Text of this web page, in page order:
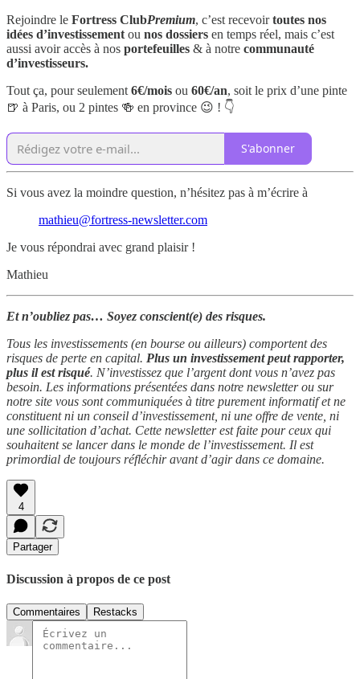
Rejoindre le Fortress ClubPremium, c’est recevoirtoutes nos
idées d’investissement ou nos dossiers en temps réel, mais c’est
aussi avoir accès à nos portefeuilles & à notre communauté
d’investisseurs.
Tout ça, pour seulement 6€/mois ou 60€/an, soit le prix d’une pinte
🍺 à Paris, ou 2 pintes 🍻 en province 😉 ! 👇
S'abonner
Si vous avez la moindre question, n’hésitez pas à m’écrire à
mathieu@fortress-newsletter.com
Je vous répondrai avec grand plaisir !
Mathieu
Et n’oubliez pas… Soyez conscient(e) des risques.
Tous les investissements (en bourse ou ailleurs) comportent des
risques de perte en capital. Plus un investissement peut rapporter,
plus il est risqué. N’investissez que l’argent dont vous n’avez pas
besoin. Les informations présentées dans notre newsletter ou sur
notre site vous sont communiquées à titre purement informatif et ne
constituent ni un conseil d’investissement, ni une offre de vente, ni
une sollicitation d’achat. Cette newsletter est faite pour ceux qui
souhaitent se lancer dans le monde de l’investissement. Il est
primordial de toujours réfléchir avant d’agir dans ce domaine.
4
Partager
Discussion à propos de ce post
Commentaires Restacks